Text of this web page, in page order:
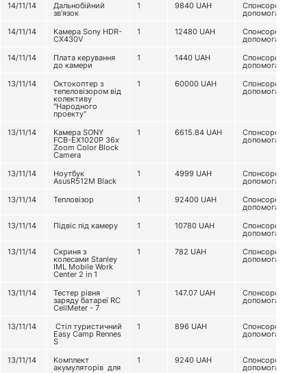
14/11/14
Дальнобійний
зв'язок
1 9840 UAH Спонсорська
допомога
14/11/14
Камера Sony HDR-
CX430V
1 12480 UAH Спонсорська
допомога
14/11/14
Плата керування
до камери
1 1440 UAH Спонсорська
допомога
13/11/14
Октокоптер з
тепеловізором від
колективу
"Народного
проекту"
1 60000 UAH Спонсорська
допомога
13/11/14 Камера SONY
FCB-EX1020P 36x
Zoom Color Block
Camera
1 6615.84 UAH Спонсорська
допомога
13/11/14 Ноутбук
AsusR512M Black
1 4999 UAH Спонсорська
допомога
13/11/14
Тепловізор 1 92400 UAH Спонсорська
допомога
13/11/14
Підвіс під камеру 1 10780 UAH Спонсорська
допомога
13/11/14
Скриня з
колесами Stanley
IML Mobile Work
Center 2 in 1
1 782 UAH Спонсорська
допомога
13/11/14 Тестер рівня
заряду батареї RC
CellMeter - 7
1 147.07 UAH Спонсорська
допомога
13/11/14 Стіл туристичний
Easy Camp Rennes
S
1 896 UAH Спонсорська
допомога
13/11/14 Комплект
акумуляторів для
1 9240 UAH Спонсорська
допомога